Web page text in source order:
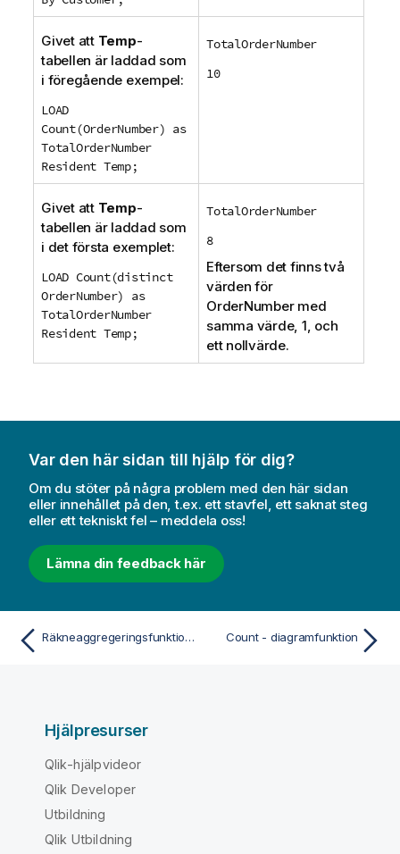
Givet att Temp-
tabellen är laddad som
i föregående exempel:
LOAD
Count(OrderNumber) as
TotalOrderNumber
Resident Temp;
TotalOrderNumber
10
Givet att Temp-
tabellen är laddad som
i det första exemplet:
LOAD Count(distinct
OrderNumber) as
TotalOrderNumber
Resident Temp;
TotalOrderNumber
8
Eftersom det finns två
värden för
OrderNumbermed
samma värde, 1, och
ett nollvärde.
Var den här sidan till hjälp för dig?
Om du stöter på några problem med den här sidan
eller innehållet på den, t.ex. ett stavfel, ett saknat steg
eller ett tekniskt fel – meddela oss!
Lämna din feedback här
Räkneaggregeringsfunktioner Count - diagramfunktion
Hjälpresurser
Qlik-hjälpvideor
Qlik Developer
Utbildning
Qlik Utbildning